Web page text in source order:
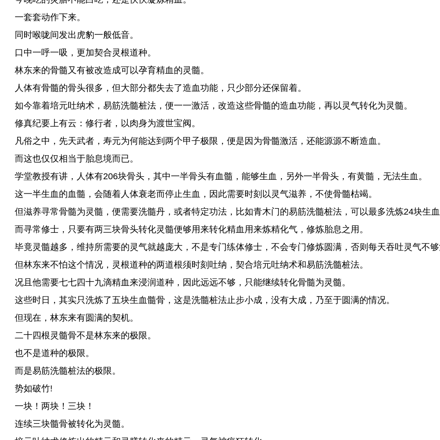
一套套动作下来。
同时喉咙间发出虎豹一般低音。
口中一呼一吸，更加契合灵根道种。
林东来的骨髓又有被改造成可以孕育精血的灵髓。
人体有骨髓的骨头很多，但大部分都失去了造血功能，只少部分还保留着。
如今靠着培元吐纳术，易筋洗髓桩法，便一一激活，改造这些骨髓的造血功能，再以灵气转化为灵髓。
修真纪要上有云：修行者，以肉身为渡世宝阀。
凡俗之中，先天武者，寿元为何能达到两个甲子极限，便是因为骨髓激活，还能源源不断造血。
而这也仅仅相当于胎息境而已。
学堂教授有讲，人体有206块骨头，其中一半骨头有血髓，能够生血，另外一半骨头，有黄髓，无法生血。
这一半生血的血髓，会随着人体衰老而停止生血，因此需要时刻以灵气滋养，不使骨髓枯竭。
但滋养寻常骨髓为灵髓，便需要洗髓丹，或者特定功法，比如青木门的易筋洗髓桩法，可以最多洗炼24块生
而寻常修士，只要有两三块骨头转化灵髓便够用来转化精血用来炼精化气，修炼胎息之用。
毕竟灵髓越多，维持所需要的灵气就越庞大，不是专门练体修士，不会专门修炼圆满，否则每天吞吐灵气不
但林东来不怕这个情况，灵根道种的两道根须时刻吐纳，契合培元吐纳术和易筋洗髓桩法。
况且他需要七七四十九滴精血来浸润道种，因此远远不够，只能继续转化骨髓为灵髓。
这些时日，其实只洗炼了五块生血髓骨，这是洗髓桩法止步小成，没有大成，乃至于圆满的情况。
但现在，林东来有圆满的契机。
二十四根灵髓骨不是林东来的极限。
也不是道种的极限。
而是易筋洗髓桩法的极限。
势如破竹!
一块！两块！三块！
连续三块髓骨被转化为灵髓。